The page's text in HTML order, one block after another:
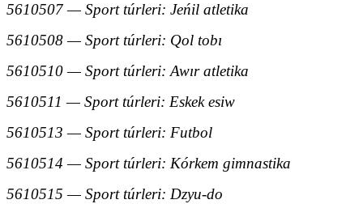
5610507 — Sport túrleri: Jeńil atletika
5610508 — Sport túrleri: Qol tobı
5610510 — Sport túrleri: Awır atletika
5610511 — Sport túrleri: Eskek esiw
5610513 — Sport túrleri: Futbol
5610514 — Sport túrleri: Kórkem gimnastika
5610515 — Sport túrleri: Dzyu-do